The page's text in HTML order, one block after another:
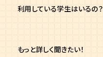
利用している学生はいるの？
もっと詳しく聞きたい！